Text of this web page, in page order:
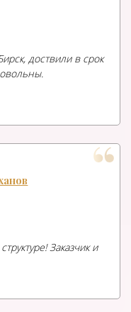
доствили в срок
Заказчик и